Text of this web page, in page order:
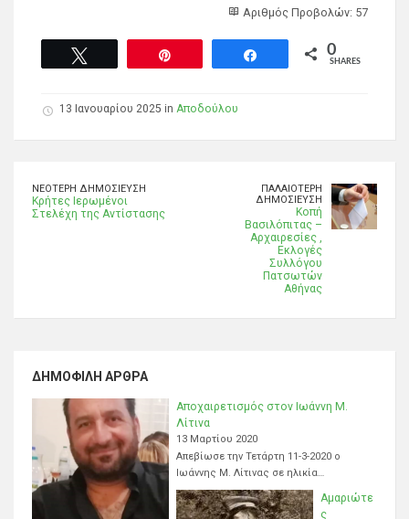
Αριθμός Προβολών: 57
0
SHARES
13 Ιανουαρίου 2025 in Αποδούλου
ΝΕΌΤΕΡΗ ΔΗΜΟΣΊΕΥΣΗ
Κρήτες Ιερωμένοι
Στελέχη της Αντίστασης
ΠΑΛΑΙΌΤΕΡΗ
ΔΗΜΟΣΊΕΥΣΗ
Κοπή
Βασιλόπιτας –
Αρχαιρεσίες ,
Εκλογές
Συλλόγου
Πατσωτών
Αθήνας
ΔΗΜΟΦΙΛΉ ΆΡΘΡΑ
Αποχαιρετισμός στον Ιωάννη Μ.
Λίτινα
13 Μαρτίου 2020
Απεβίωσε την Τετάρτη 11-3-2020 ο
Ιωάννης Μ. Λίτινας σε ηλικία…
Αμαριώτε
ς